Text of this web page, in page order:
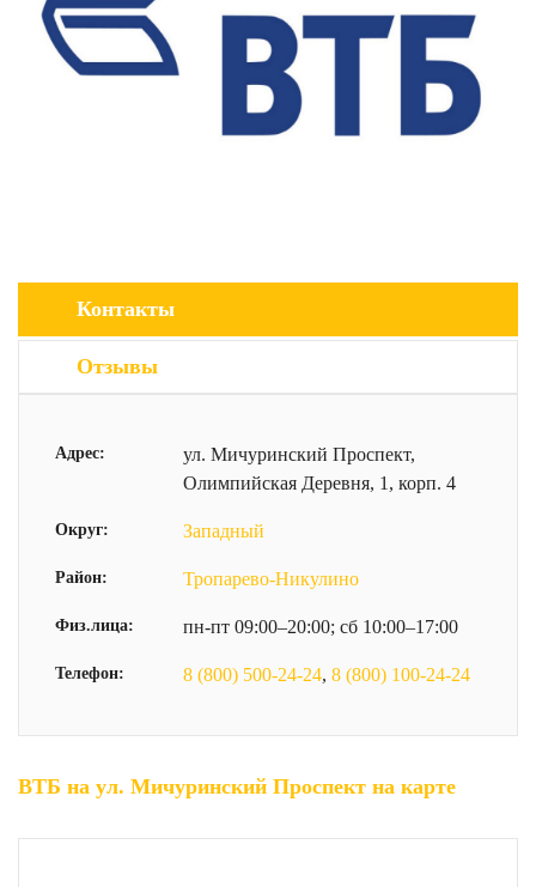
Контакты
Отзывы
Адрес:
ул. Мичуринский Проспект,
Олимпийская Деревня, 1, корп. 4
Округ: Западный
Район: Тропарево-Никулино
Физ.лица: пн-пт 09:00–20:00; сб 10:00–17:00
Телефон: 8 (800) 500-24-24, 8 (800) 100-24-24
ВТБ на ул. Мичуринский Проспект на карте